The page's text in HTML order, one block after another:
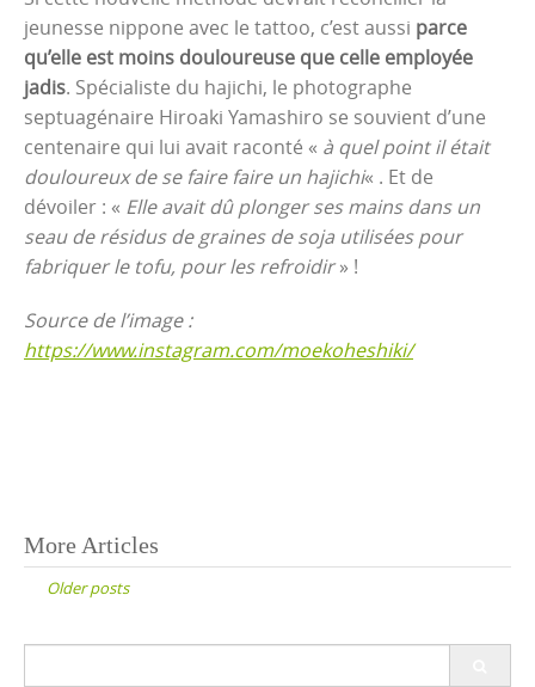
jeunesse nippone avec le tattoo, c’est aussi parce
qu’elle est moins douloureuse que celle employée
jadis. Spécialiste du hajichi, le photographe
septuagénaire Hiroaki Yamashiro se souvient d’une
centenaire qui lui avait raconté « à quel point il était
douloureux de se faire faire un hajichi« . Et de
dévoiler : « Elle avait dû plonger ses mains dans un
seau de résidus de graines de soja utilisées pour
fabriquer le tofu, pour les refroidir» !
Source de l’image :
https://www.instagram.com/moekoheshiki/
Posts
navigation
More Articles
Older posts